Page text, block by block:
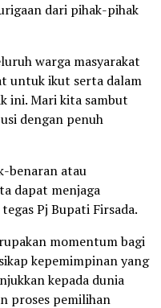
dari pihak-pihak
warga masyarakat
untuk ikut serta dalam
ini. Mari kita sambut
dengan penuh
benaran atau
dapat menjaga
Pj Bupati Firsada.
momentum bagi
kepemimpinan yang
kepada dunia
proses pemilihan